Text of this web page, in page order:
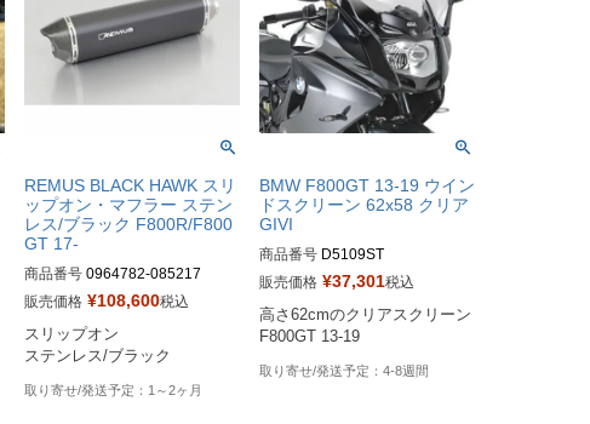
REMUS BLACK HAWK スリ
ップオン・マフラー ステン
レス/ブラック F800R/F800
GT 17-
商品番号 0964782-085217
EU型番：rem_0964782_08521
7
販売価格 ¥108,600税込
スリップオン
ステンレス/ブラック
1～2ヶ月
BMW F800GT 13-19 ウイン
ドスクリーン 62x58 クリア
GIVI
商品番号 D5109ST
販売価格 ¥37,301税込
高さ62cmのクリアスクリーン
F800GT 13-19
4-8週間